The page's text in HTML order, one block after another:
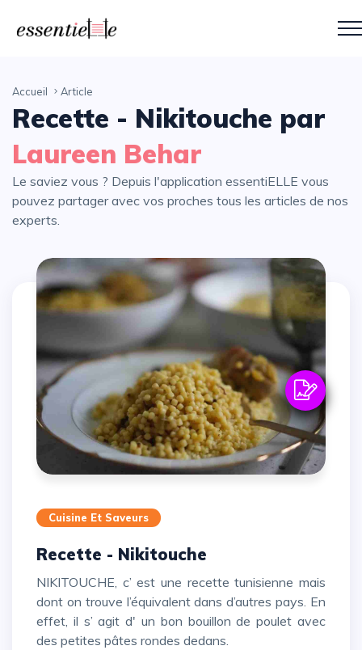
Accueil Article
Recette - Nikitouche par
Laureen Behar
Le saviez vous ? Depuis l'application essentiELLE vous
pouvez partager avec vos proches tous les articles de nos
experts.
Cuisine Et Saveurs
Recette - Nikitouche
NIKITOUCHE, c’ est une recette tunisienne mais
dont on trouve l’équivalent dans d’autres pays. En
effet, il s’ agit d' un bon bouillon de poulet avec
des petites pâtes rondes dedans.